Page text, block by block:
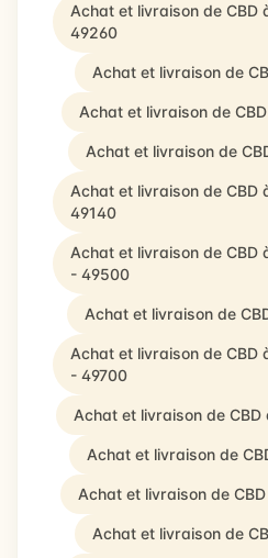
Achat et livraison de CBD
49260
Achat et livraison de
Achat et livraison de
Achat et livraison de
Achat et livraison de CBD
49140
Achat et livraison de CBD
- 49500
Achat et livraison de
Achat et livraison de CBD
- 49700
Achat et livraison de
Achat et livraison de
Achat et livraison de
Achat et livraison de